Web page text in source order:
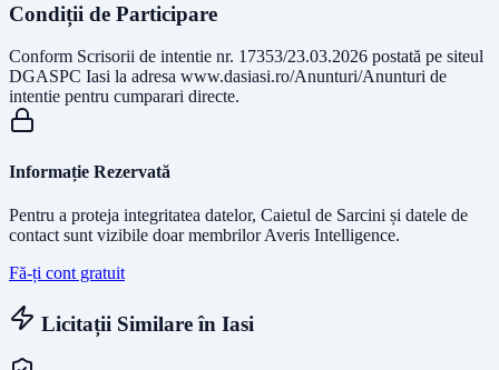
Condiții de Participare
Conform Scrisorii de intentie nr. 17353/23.03.2026 postată pe siteul
DGASPC Iasi la adresa www.dasiasi.ro/Anunturi/Anunturi de
intentie pentru cumparari directe.
Informație Rezervată
Pentru a proteja integritatea datelor, Caietul de Sarcini și datele de
contact sunt vizibile doar membrilor Averis Intelligence.
Fă-ți cont gratuit
Licitații Similare în Iasi